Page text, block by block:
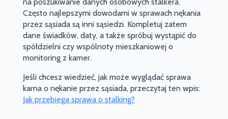
Często najlepszymi dowodami w sprawach nękania
przez sąsiada są inni sąsiedzi. Kompletuj zatem
dane świadków, daty, a także spróbuj wystąpić do
spółdzielni czy wspólnoty mieszkaniowej o
monitoring z kamer.
Jeśli chcesz wiedzieć, jak może wyglądać sprawa
karna o nękanie przez sąsiada, przeczytaj ten wpis:
Jak przebiega sprawa o stalking?